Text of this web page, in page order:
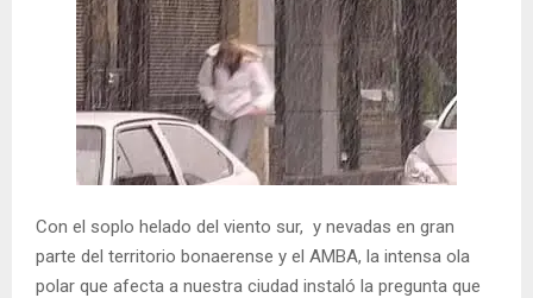
Con el soplo helado del viento sur, y nevadas en gran
parte del territorio bonaerense y el AMBA, la intensa ola
polar que afecta a nuestra ciudad instaló la pregunta que